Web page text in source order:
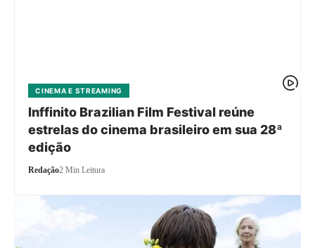
CINEMA E STREAMING
Inffinito Brazilian Film Festival reúne
estrelas do cinema brasileiro em sua 28ª
edição
Redação2 Min Leitura